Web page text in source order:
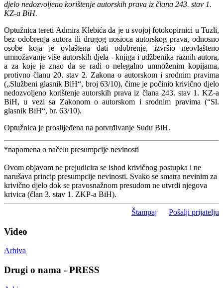
djelo nedozvoljeno korištenje autorskih prava iz člana 243. stav 1.
KZ-a BiH.
Optužnica tereti Admira Klebića da je u svojoj fotokopirnici u Tuzli,
bez odobrenja autora ili drugog nosioca autorskog prava, odnosno
osobe koja je ovlaštena dati odobrenje, izvršio neovlašteno
umnožavanje više autorskih djela - knjiga i udžbenika raznih autora,
a za koje je znao da se radi o nelegalno umnoženim kopijama,
protivno članu 20. stav 2. Zakona o autorskom i srodnim pravima
(„Službeni glasnik BiH“, broj 63/10), čime je počinio krivično djelo
nedozvoljeno korištenje autorskih prava iz člana 243. stav 1. KZ-a
BiH, u vezi sa Zakonom o autorskom i srodnim pravima (“Sl.
glasnik BiH“, br. 63/10).
Optužnica je proslijeđena na potvrđivanje Sudu BiH.
*napomena o načelu presumpcije nevinosti
Ovom objavom ne prejudicira se ishod krivičnog postupka i ne
narušava princip presumpcije nevinosti. Svako se smatra nevinim za
krivično djelo dok se pravosnažnom presudom ne utvrdi njegova
krivica (član 3. stav 1. ZKP-a BiH).
Štampaj Pošalji prijatelju
Video
Arhiva
Drugi o nama - PRESS